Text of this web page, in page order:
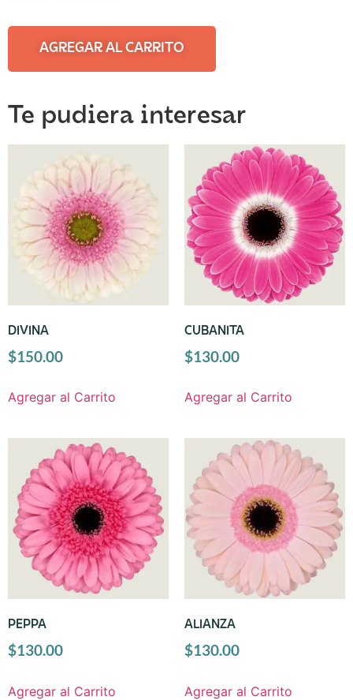
AGREGAR AL CARRITO
Te pudiera interesar
DIVINA
$150.00
Agregar al Carrito
CUBANITA
$130.00
Agregar al Carrito
PEPPA
$130.00
Agregar al Carrito
ALIANZA
$130.00
Agregar al Carrito